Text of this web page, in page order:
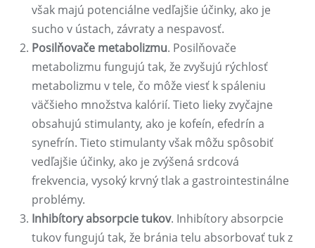
však majú potenciálne vedľajšie účinky, ako je
sucho v ústach, závraty a nespavosť.
Posilňovače metabolizmu. Posilňovače
metabolizmu fungujú tak, že zvyšujú rýchlosť
metabolizmu v tele, čo môže viesť k spáleniu
väčšieho množstva kalórií. Tieto lieky zvyčajne
obsahujú stimulanty, ako je kofeín, efedrín a
synefrín. Tieto stimulanty však môžu spôsobiť
vedľajšie účinky, ako je zvýšená srdcová
frekvencia, vysoký krvný tlak a gastrointestinálne
problémy.
Inhibítory absorpcie tukov. Inhibítory absorpcie
tukov fungujú tak, že bránia telu absorbovať tuk z